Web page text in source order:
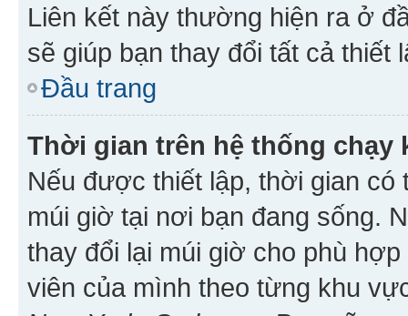
Liên kết này thường hiện ra ở
sẽ giúp bạn thay đổi tất cả thiết
Đầu trang
Thời gian trên hệ thống chạy
Nếu được thiết lập, thời gian
múi giờ tại nơi bạn đang sống.
thay đổi lại múi giờ cho phù
viên của mình theo từng khu